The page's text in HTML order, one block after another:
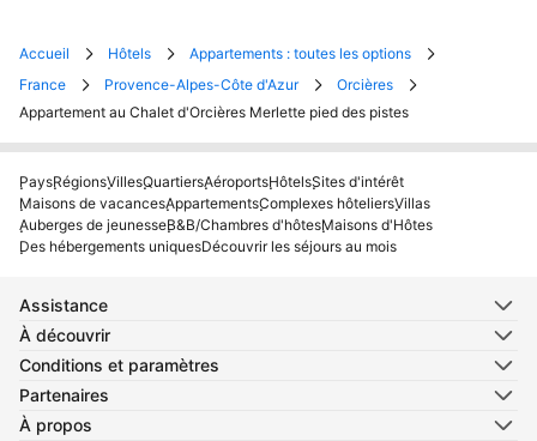
Accueil Hôtels
Appartements : toutes les options
France
Provence-Alpes-Côte d'Azur
Orcières
Appartement au Chalet d'Orcières Merlette pied des pistes
PaysRégionsVillesQuartiersAéroportsHôtelsSites d'intérêt
Maisons de vacancesAppartementsComplexes hôteliersVillas
Auberges de jeunesseB&B/Chambres d'hôtesMaisons d'Hôtes
Des hébergements uniquesDécouvrir les séjours au mois
Assistance
À découvrir
Conditions et paramètres
Partenaires
À propos